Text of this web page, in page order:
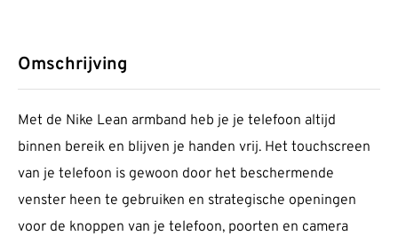
Omschrijving
Met de Nike Lean armband heb je je telefoon altijd
binnen bereik en blijven je handen vrij. Het touchscreen
van je telefoon is gewoon door het beschermende
venster heen te gebruiken en strategische openingen
voor de knoppen van je telefoon, poorten en camera